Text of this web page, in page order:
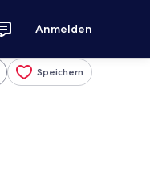
Anmelden
Speichern